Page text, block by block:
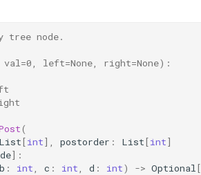
tree node.
left=None, right=None):
(
List[int], postorder : List[int]
]:
b : int, c : int, d : int) -> Optional[